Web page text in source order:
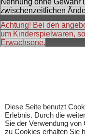
Nennung ohne Gewähr
zwischenzeitlichen
Achtung! Bei den
um Kinderspielwaren,
Erwachsene.
Diese Seite benutzt
Erlebnis. Durch die
Sie der Verwendung
zu Cookies erhalten Sie